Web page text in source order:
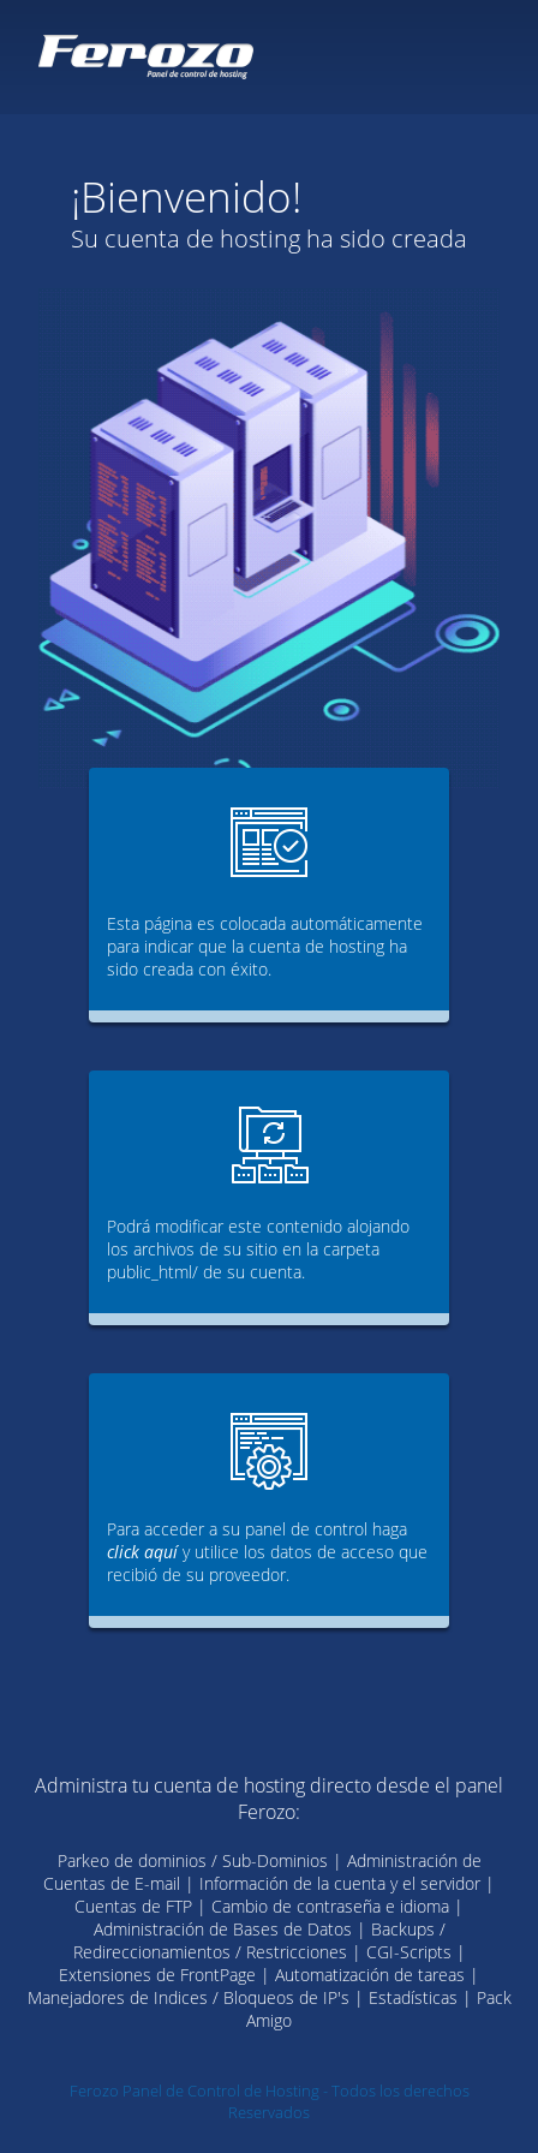
¡Bienvenido!
Su cuenta de hosting ha sido creada
Esta página es colocada automáticamente
para indicar que la cuenta de hosting ha
sido creada con éxito.
Podrá modificar este contenido alojando
los archivos de su sitio en la carpeta
public_html/ de su cuenta.
Para acceder a su panel de control haga
click aquíy utilice los datos de acceso que
recibió de su proveedor.
Administra tu cuenta de hosting directo desde el panel
Ferozo:
Parkeo de dominios / Sub-Dominios | Administración de
Cuentas de E-mail | Información de la cuenta y el servidor |
Cuentas de FTP | Cambio de contraseña e idioma |
Administración de Bases de Datos | Backups /
Redireccionamientos / Restricciones | CGI-Scripts |
Extensiones de FrontPage | Automatización de tareas |
Manejadores de Indices / Bloqueos de IP's | Estadísticas | Pack
Amigo
Ferozo Panel de Control de Hosting - Todos los derechos
Reservados